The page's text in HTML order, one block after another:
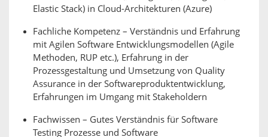
Elastic Stack) in Cloud-Architekturen (Azure)
Fachliche Kompetenz – Verständnis und Erfahrung
mit Agilen Software Entwicklungsmodellen (Agile
Methoden, RUP etc.), Erfahrung in der
Prozessgestaltung und Umsetzung von Quality
Assurance in der Softwareproduktentwicklung,
Erfahrungen im Umgang mit Stakeholdern
Fachwissen – Gutes Verständnis für Software
Testing Prozesse und Software